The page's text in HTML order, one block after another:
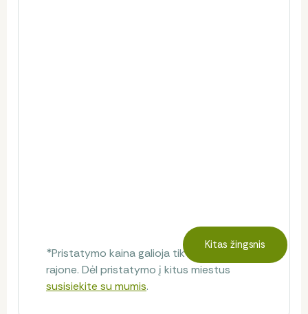
Kitas žingsnis
*Pristatymo kaina galioja tik Kaune ir Kauno
rajone. Dėl pristatymo į kitus miestus
susisiekite su mumis.